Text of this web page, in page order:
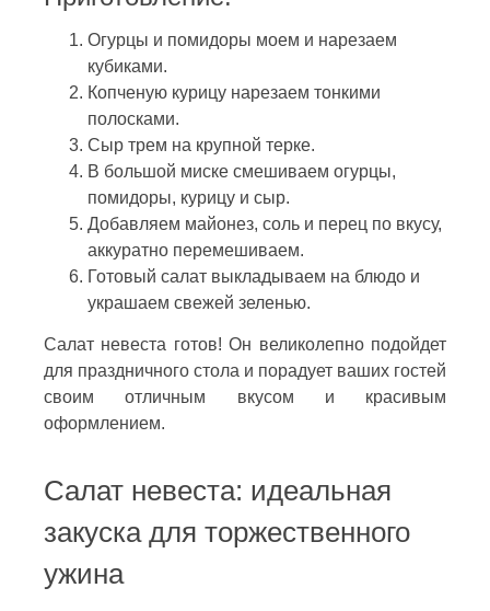
Огурцы и помидоры моем и нарезаем
кубиками.
Копченую курицу нарезаем тонкими
полосками.
Сыр трем на крупной терке.
В большой миске смешиваем огурцы,
помидоры, курицу и сыр.
Добавляем майонез, соль и перец по вкусу,
аккуратно перемешиваем.
Готовый салат выкладываем на блюдо и
украшаем свежей зеленью.
Салат невеста готов! Он великолепно подойдет
для праздничного стола и порадует ваших гостей
своим отличным вкусом и красивым
оформлением.
Салат невеста: идеальная
закуска для торжественного
ужина